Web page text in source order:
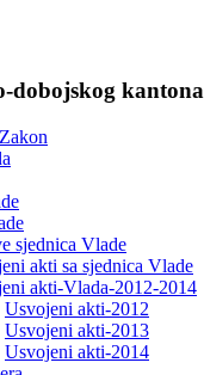
dobojskog kantona
sjednica Vlade
akti sa sjednica Vlade
akti-Vlada-2012-2014
Usvojeni akti-2012
Usvojeni akti-2013
Usvojeni akti-2014